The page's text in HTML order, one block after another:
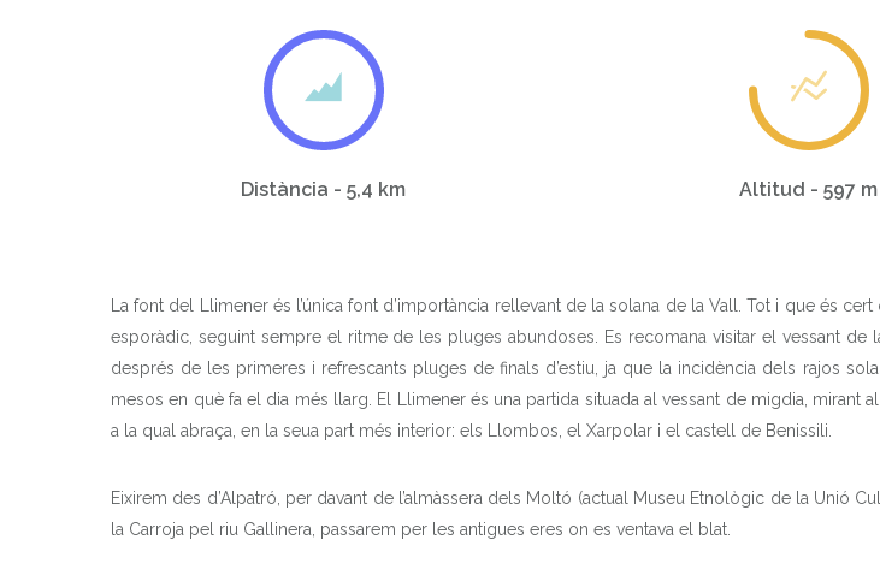
Distància - 5,4 km Altitud - 597 m
La font del Llimener és l’única font d’importància rellevant de la solana de la Vall. Tot i que és
esporàdic, seguint sempre el ritme de les pluges abundoses. Es recomana visitar el vessant
després de les primeres i refrescants pluges de finals d’estiu, ja que la incidència dels rajos
mesos en què fa el dia més llarg. El Llimener és una partida situada al vessant de migdia, mirant
a la qual abraça, en la seua part més interior: els Llombos, el Xarpolar i el castell de Benissili.
Eixirem des d’Alpatró, per davant de l’almàssera dels Moltó (actual Museu Etnològic de la Unió
la Carroja pel riu Gallinera, passarem per les antigues eres on es ventava el blat.